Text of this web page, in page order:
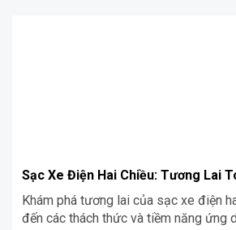
Sạc Xe Điện Hai Chiều: Tương Lai
Khám phá tương lai của sạc xe điện
đến các thách thức và tiềm năng ứng